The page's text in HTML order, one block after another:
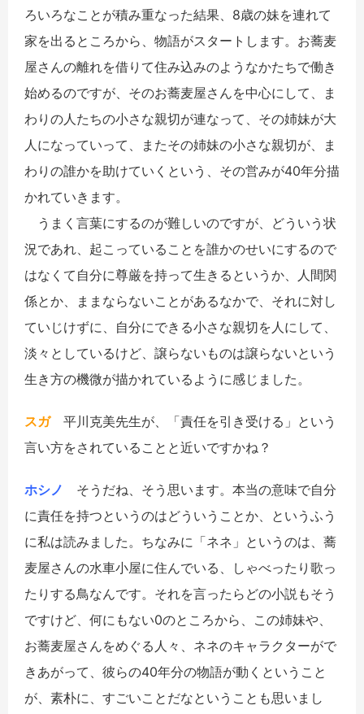
ろいろなことが積み重なった結果、8歳の妹を連れて
家を出るところから、物語がスタートします。お蕎麦
屋さんの離れを借りて住み込みのようなかたちで働き
始めるのですが、そのお蕎麦屋さんを中心にして、ま
わりの人たちの小さな親切が連なって、その姉妹が大
人になっていって、またその姉妹の小さな親切が、ま
わりの誰かを助けていくという、その営みが40年分描
かれていきます。
うまく言葉にするのが難しいのですが、どういう状
況であれ、起こっていることを誰かのせいにするので
はなくて自分に尊厳を持って生きるというか、人間関
係とか、ままならないことがあるなかで、それに対し
ていじけずに、自分にできる小さな親切を人にして、
淡々としているけど、譲らないものは譲らないという
生き方の機微が描かれているように感じました。
スガ平川克美先生が、「責任を引き受ける」という
言い方をされていることと近いですかね？
ホシノ
そうだね、そう思います。本当の意味で自分
に責任を持つというのはどういうことか、というふう
に私は読みました。ちなみに「ネネ」というのは、蕎
麦屋さんの水車小屋に住んでいる、しゃべったり歌っ
たりする鳥なんです。それを言ったらどの小説もそう
ですけど、何にもない0のところから、この姉妹や、
お蕎麦屋さんをめぐる人々、ネネのキャラクターがで
きあがって、彼らの40年分の物語が動くということ
が、素朴に、すごいことだなということも思いまし